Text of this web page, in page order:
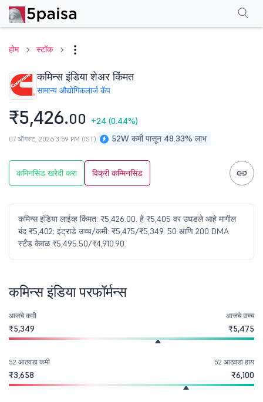
होम स्टॉक
कमिन्स इंडिया शेअर किंमत
सामान्य औद्योगिकलार्ज कॅप
₹5,426.00 +24 (0.44%)
52W कमी पासून 48.33% लाभ
07 ऑगस्ट, 2026 3:59 PM (IST)
कमिनसिंड खरेदी करा विक्री कम्मिनसिंड
कमिन्स इंडिया लाईव्ह किंमत: ₹5,426.00. हे ₹5,405 वर उघडले आहे मागील
बंद ₹5,402; इंट्राडे उच्च/कमी: ₹5,475/₹5,349. 50 आणि 200 DMA
स्टँड केवळ ₹5,495.50/₹4,910.90.
परफॉर्मन्सफायनान्शियल्स अधिक
कमिन्स इंडिया परफॉर्मन्स
आजचे कमी
₹5,349
आजचे उच्च
₹5,475
52 आठवडा कमी
₹3,658
52 आठवडा हाय
₹6,100